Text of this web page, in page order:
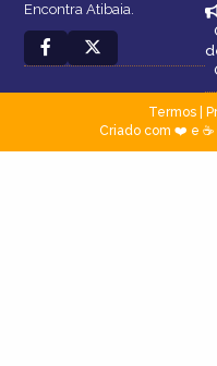
Encontra Atibaia.
Termos|
Criado com ❤️ e ☕